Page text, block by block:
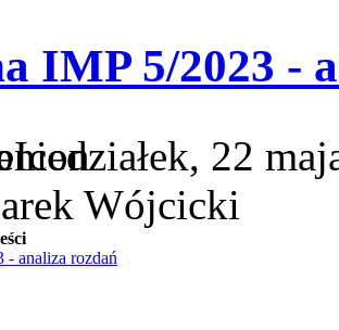
IMP 5/2023 -
22
Wójcicki
analiza rozdań